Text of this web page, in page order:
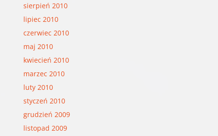
sierpień 2010
lipiec 2010
czerwiec 2010
maj 2010
kwiecień 2010
marzec 2010
luty 2010
styczeń 2010
grudzień 2009
listopad 2009